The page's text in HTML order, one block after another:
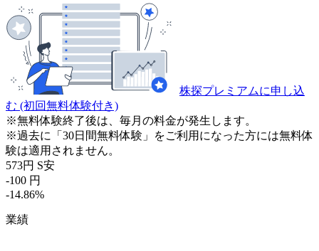
株探プレミアムに申し込
む (初回無料体験付き)
※無料体験終了後は、毎月の料金が発生します。
※過去に「30日間無料体験」をご利用になった方には無料体
験は適用されません。
573円 S安
-100 円
-14.86%
業績